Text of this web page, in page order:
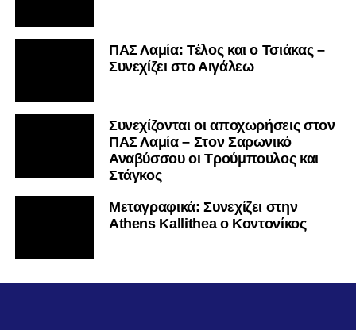
ΠΑΣ Λαμία: Τέλος και ο Τσιάκας –
Συνεχίζει στο Αιγάλεω
Συνεχίζονται οι αποχωρήσεις στον
ΠΑΣ Λαμία – Στον Σαρωνικό
Αναβύσσου οι Τρούμπουλος και
Στάγκος
Mεταγραφικά: Συνεχίζει στην
Athens Kallithea ο Κοντονίκος